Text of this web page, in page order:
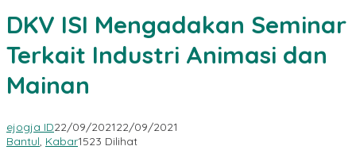
DKV ISI Mengadakan Seminar
Terkait Industri Animasi dan
Mainan
ejogja ID22/09/202122/09/2021
Bantul, Kabar1523 Dilihat